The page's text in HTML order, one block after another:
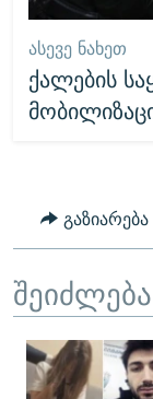
ᲐᲡᲔᲕᲔ ᲜᲐᲮᲔᲗ
ქალების
გაზიარება